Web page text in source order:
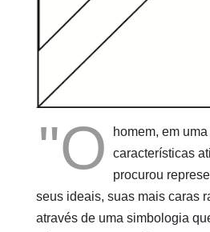
"O
homem, em
características
procurou
seus ideais, suas mais caras
através de uma simbologia